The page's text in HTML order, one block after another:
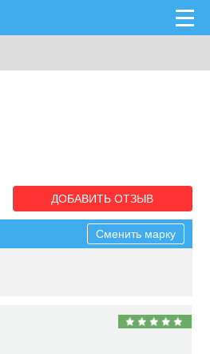
ДОБАВИТЬ ОТЗЫВ
Сменить марку